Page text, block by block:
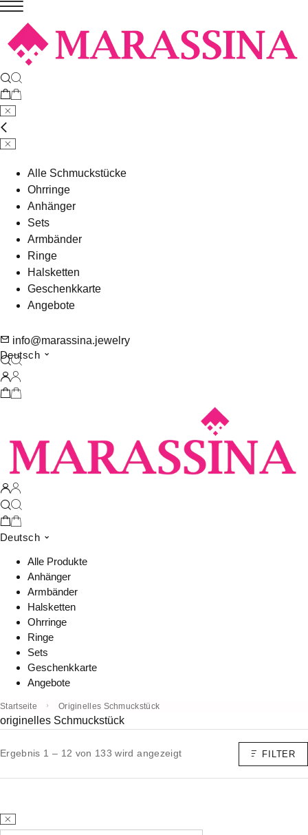
Alle Schmuckstücke
Ohrringe
Anhänger
Sets
Armbänder
Ringe
Halsketten
Geschenkkarte
Angebote
info@marassina.jewelry
Deutsch
Deutsch
Alle Produkte
Anhänger
Armbänder
Halsketten
Ohrringe
Ringe
Sets
Geschenkkarte
Angebote
Startseite Originelles Schmuckstück
originelles Schmuckstück
Ergebnis 1 – 12 von 133 wird angezeigt FILTER